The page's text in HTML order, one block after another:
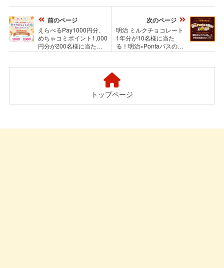
前のページ
えらべるPay1000円分、
めちゃコミポイント1,000
円分が200名様に当た
る！花王×めちゃコミック
次のページ
明治 ミルクチョコレート
1年分が10名様に当た
る！明治×PontaパスのX
キャンペーン
トップページ